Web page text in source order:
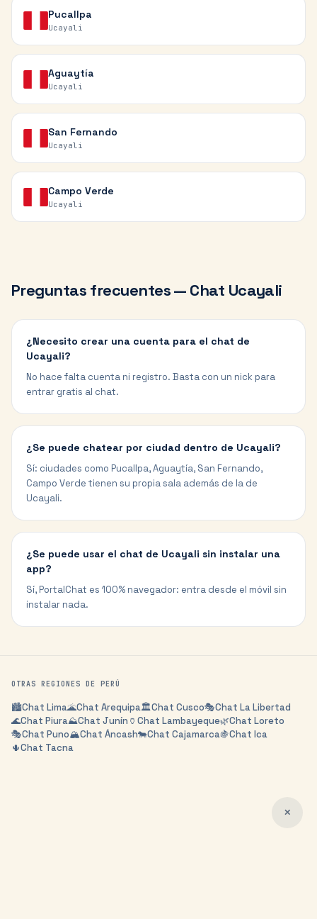
Pucallpa
Ucayali
Aguaytía
Ucayali
San Fernando
Ucayali
Campo Verde
Ucayali
Preguntas frecuentes — Chat Ucayali
¿Necesito crear una cuenta para el chat de
Ucayali?
No hace falta cuenta ni registro. Basta con un nick para
entrar gratis al chat.
¿Se puede chatear por ciudad dentro de Ucayali?
Sí: ciudades como Pucallpa, Aguaytía, San Fernando,
Campo Verde tienen su propia sala además de la de
Ucayali.
¿Se puede usar el chat de Ucayali sin instalar una
app?
Sí, PortalChat es 100% navegador: entra desde el móvil sin
instalar nada.
OTRAS REGIONES DE PERÚ
🏙️Chat Lima🌋Chat Arequipa🏛️Chat Cusco🎭Chat La Libertad
🌊Chat Piura⛰️Chat Junín 🏺 Chat Lambayeque🌿Chat Loreto
🎭Chat Puno🏔️Chat Áncash🐄Chat Cajamarca🍇Chat Ica
🌵Chat Tacna
✕